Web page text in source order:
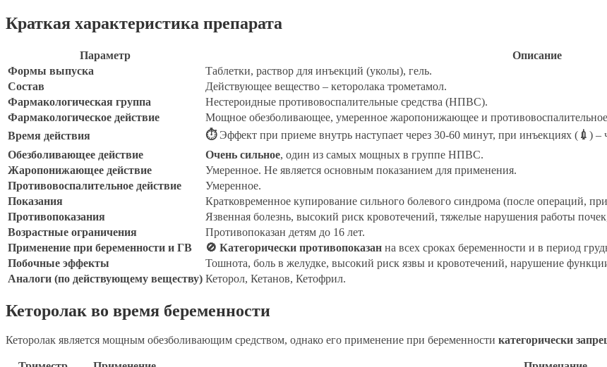
Краткая характеристика препарата
Параметр
Описание
Формы выпуска
Таблетки, раствор для инъекций (уколы), гель.
Состав
Действующее вещество – кеторолака трометамол.
Фармакологическая группа
Нестероидные противовоспалительные средства (НПВС).
Фармакологическое действие
Мощное обезболивающее, умеренное жаропонижающее и
Время действия
⏱Эффект при приеме внутрь наступает через 30-60 минут, при инъекциях ( 💉 ) –
Обезболивающее действие
Очень сильное, один из самых мощных в группе НПВС.
Жаропонижающее действие
Умеренное. Не является основным показанием для применения.
Противовоспалительное действие
Умеренное.
Показания
Кратковременное купирование сильного болевого синдрома (после операций,
Противопоказания
Язвенная болезнь, высокий риск кровотечений, тяжелые нарушения работы
Возрастные ограничения
Противопоказан детям до 16 лет.
Применение при беременности и ГВ
🚫 Категорически противопоказан на всех сроках беременности и в период
Побочные эффекты
Тошнота, боль в желудке, высокий риск язвы и кровотечений, нарушение
Аналоги (по действующему веществу) Кеторол, Кетанов, Кетофрил.
Кеторолак во время беременности
Кеторолак является мощным обезболивающим средством, однако его применение при беременности категорически